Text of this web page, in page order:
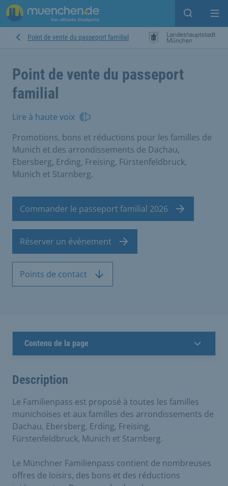
Open
Point de vente du passeport familial
Point de vente du passeport
familial
Lire à haute voix
Promotions, bons et réductions pour les familles de
Munich et des arrondissements de Dachau,
Ebersberg, Erding, Freising, Fürstenfeldbruck,
Munich et Starnberg.
Commander le passeport familial 2026
Réserver un événement
Points de contact
Contenu de la page
Description
Le Familienpass est proposé à toutes les familles
munichoises et aux familles des arrondissements de
Dachau, Ebersberg, Erding, Freising,
Fürstenfeldbruck, Munich et Starnberg.
Le Münchner Familienpass contient de nombreuses
offres de loisirs, des bons et des réductions